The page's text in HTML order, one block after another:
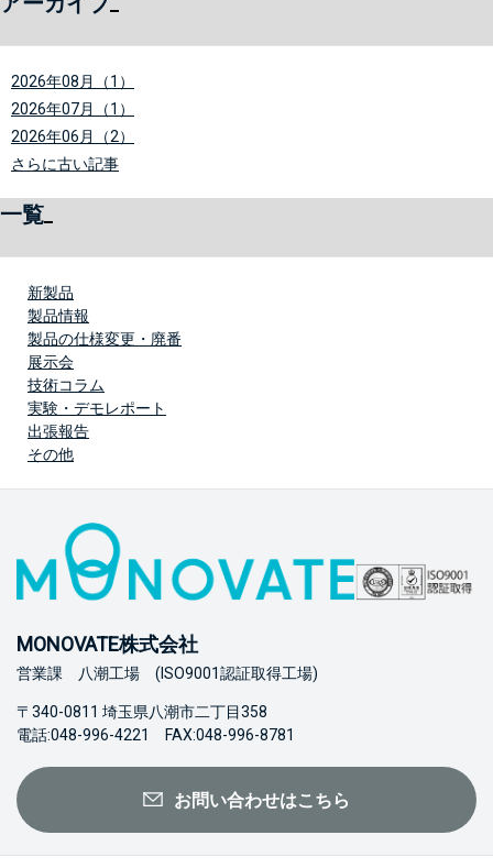
2026年08月（1）
2026年07月（1）
2026年06月（2）
さらに古い記事
一覧
新製品
製品情報
製品の仕様変更・廃番
展示会
技術コラム
実験・デモレポート
出張報告
その他
MONOVATE株式会社
営業課 八潮工場 (ISO9001認証取得工場)
〒340-0811 埼玉県八潮市二丁目358
電話:048-996-4221 FAX:048-996-8781
お問い合わせはこちら